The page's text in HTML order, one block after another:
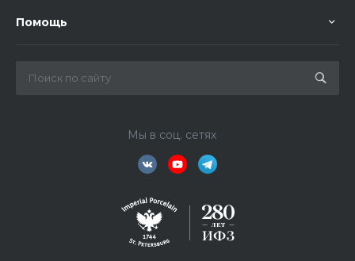
Помощь
Мы в соц. сетях